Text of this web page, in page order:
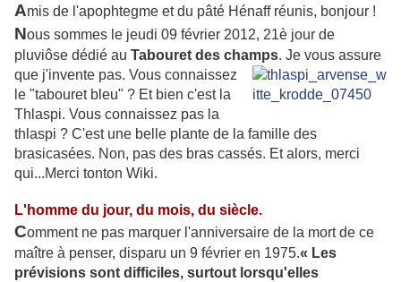
Amis de l'apophtegme et du pâté Hénaff réunis, bonjour !
Nous sommes le jeudi 09 février 2012, 21è jour de
pluviôse dédié au Tabouret des champs. Je vous assure
que j'invente pas. Vous connaissez
le "tabouret bleu" ? Et bien c'est la
Thlaspi. Vous connaissez pas la
thlaspi ? C'est une belle plante de la famille des
brasicasées. Non, pas des bras cassés. Et alors, merci
qui...Merci tonton Wiki.
L'homme du jour, du mois, du siècle.
Comment ne pas marquer l'anniversaire de la mort de ce
maître à penser, disparu un 9 février en 1975.« Les
prévisions sont difficiles, surtout lorsqu'elles